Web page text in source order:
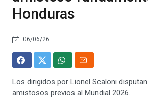
Honduras
06/06/26
Los dirigidos por Lionel Scaloni
amistosos previos al Mundial 2026..